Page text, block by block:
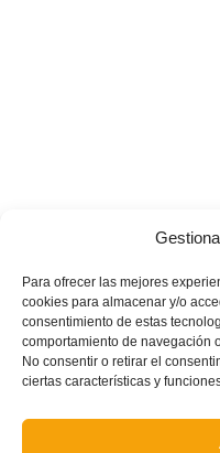
Para ofrecer las mejores
cookies para almacenar y/o
consentimiento de estas
comportamiento de navegación
No consentir o retirar el
ciertas características y
POSTS RECIENTES
Ferran Torres
en el embajador